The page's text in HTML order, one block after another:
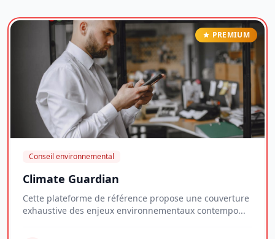
PREMIUM
Conseil environnemental
Climate Guardian
Cette plateforme de référence propose une couverture
exhaustive des enjeux environnementaux contempo...